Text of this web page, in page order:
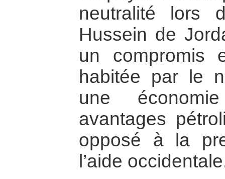
neutralité lors
Hussein de
un compromis
habitée par le
une
avantages
opposé à la
l’aide